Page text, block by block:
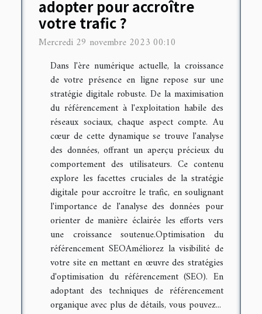
adopter pour accroître
votre trafic ?
Mercredi 29 novembre 2023 00:10
Dans l'ère numérique actuelle, la croissance
de votre présence en ligne repose sur une
stratégie digitale robuste. De la maximisation
du référencement à l'exploitation habile des
réseaux sociaux, chaque aspect compte. Au
cœur de cette dynamique se trouve l'analyse
des données, offrant un aperçu précieux du
comportement des utilisateurs. Ce contenu
explore les facettes cruciales de la stratégie
digitale pour accroître le trafic, en soulignant
l'importance de l'analyse des données pour
orienter de manière éclairée les efforts vers
une croissance soutenue.Optimisation du
référencement SEOAméliorez la visibilité de
votre site en mettant en œuvre des stratégies
d'optimisation du référencement (SEO). En
adoptant des techniques de référencement
organique avec plus de détails, vous pouvez...